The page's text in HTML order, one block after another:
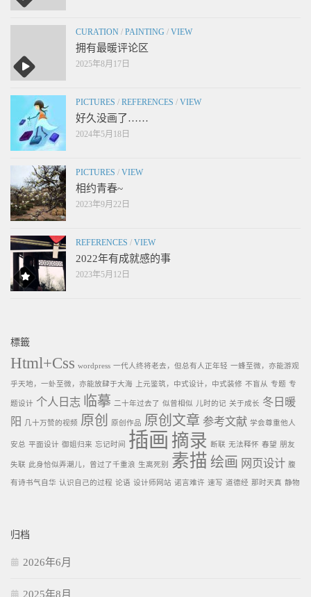
CURATION / PAINTING / VIEW
拥有最暖评论区
2025年8月17日
PICTURES / REFERENCES / VIEW
好久没画了……
2024年5月18日
PICTURES / VIEW
相约青春~
2023年9月22日
REFERENCES / VIEW
2022年有成就感的事
2023年5月12日
標籤
Html+Css wordpress 一代人终将老去，但总有人正年轻 一蜂至微，亦能游观
乎天地，一虲至微，亦能放肆于大海 上元鉴筑，中式设计，中式装修 不盲从 专题 专
题设计 个人日志 临摹 二十年过去了 似曾相似 儿时的记 关于成长 冬日暖
阳
几十万赞的视频 原创 原创作品 原创文章 参考文献 学会尊重他人
安总 平面设计 御姐归来 忘记时间 插画 摘录 断联 无法释怀 春望 朋友
失联 此身恰似弄潮儿，曾过了千重浪 生离死别 素描 绘画 网页设计 腹
有诗书气自华 认识自己的过程 论语 设计师网站 诺言难许 速写 道德经 那时天真 静物
归档
2026年6月
2025年8月